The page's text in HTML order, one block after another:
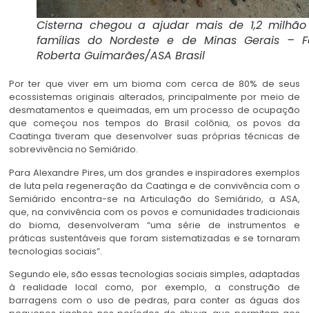
Cisterna chegou a ajudar mais de 1,2
famílias do Nordeste e de Minas Gerais –
Roberta Guimarães/ASA Brasil
Por ter que viver em um bioma com cerca de 80% de seus
ecossistemas originais alterados, principalmente por meio de
desmatamentos e queimadas, em um processo de ocupação
que começou nos tempos do Brasil colônia, os povos da
Caatinga tiveram que desenvolver suas próprias técnicas de
sobrevivência no Semiárido.
Para Alexandre Pires, um dos grandes e inspiradores exemplos
de luta pela regeneração da Caatinga e de convivência com o
Semiárido encontra-se na Articulação do Semiárido, a ASA,
que, na convivência com os povos e comunidades tradicionais
do bioma, desenvolveram “uma série de instrumentos e
práticas sustentáveis que foram sistematizadas e se tornaram
tecnologias sociais”.
Segundo ele, são essas tecnologias sociais simples, adaptadas
à realidade local como, por exemplo, a construção de
barragens com o uso de pedras, para conter as águas dos